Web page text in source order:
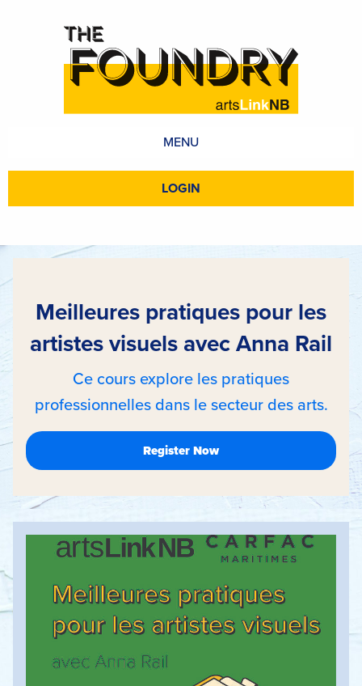
MENU
LOGIN
Meilleures pratiques pour les
artistes visuels avec Anna Rail
Ce cours explore les pratiques
professionnelles dans le secteur des arts.